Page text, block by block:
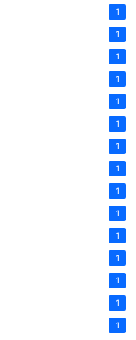
1
1
1
1
1
1
1
1
1
1
1
1
1
1
1